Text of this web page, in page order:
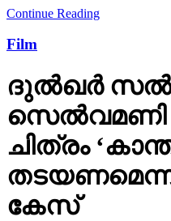
Continue Reading
Film
ദുല്‍ഖര്‍
ചിത്രം
കേസ്